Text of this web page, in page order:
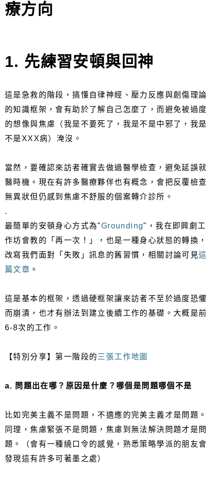
療方向
1. 先練習安頓與回神
這是急救的階段，搞懂自律神經、壓力反應與創傷理論
的知識框架，會有助於了解自己怎麼了，而避免被過度
的想像與焦慮（我是不要死了，我是不是中邪了，我是
不是XXX病）淹沒。
當然，要確認來訪者確實去做過醫學檢查，避免延誤就
醫時機。現在有許多醫療夥伴也有概念，會把反覆檢查
無異狀但仍感到焦慮不舒服的個案轉介診所。
.
最簡單的安頓身心方式為"Grounding"，我在即興劇工
作坊會教的「再一次！」，也是一種身心狀態的轉換，
改寫我們面對「失敗」訊息的舊習慣，相關討論可見這
篇文章 。
這是基本的框架，透過硬框架讓來訪者不至於過度恐懼
而崩潰，也才有辦法到建立後續工作的基礎。大概是前
6-8次的工作。
【特別分享】第一階段的 三張工作地圖
a. 問題出在哪？原因是什麼？哪個是問題哪個不是
比如完美主義不是問題，不適應的完美主義才是問題。
同理，焦慮緊張不是問題，焦慮到無法解決問題才是問
題。（會有一種繞口令的感覺，熟悉策略學派的朋友會
發現這有許多可著墨之處）